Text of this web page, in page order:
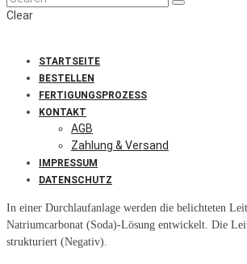
Clear
STARTSEITE
BESTELLEN
FERTIGUNGSPROZESS
KONTAKT
AGB
Zahlung & Versand
IMPRESSUM
DATENSCHUTZ
In einer Durchlaufanlage werden die belichteten
Natriumcarbonat (Soda)-Lösung entwickelt. Die
strukturiert (Negativ).